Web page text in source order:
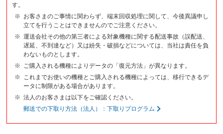
す。
お客さまのご事情に関わらず、端末回収処理に関して、今後異議申し
立てを行うことはできませんのでご注意ください。
運送会社その他の第三者による対象機種に関する配送事故（誤配送、
遅延、不到達など）又は紛失・破損などについては、当社は責任を負
わないものとします。
ご購入される機種によりデータの「復元方法」が異なります。
これまでお使いの機種とご購入される機種によっては、移行できるデ
ータに制限がある場合があります。
法人のお客さまは以下をご確認ください。
郵送での下取り方法（法人）：下取りプログラム